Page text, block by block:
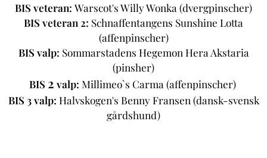
BIS veteran: Warscot's Willy Wonka (dvergpinscher)
BIS veteran 2: Schnaffentangens Sunshine Lotta
(affenpinscher)
BIS valp: Sommarstadens Hegemon Hera Akstaria
(pinsher)
BIS 2 valp: Millimeo`s Carma (affenpinscher)
BIS 3 valp: Halvskogen's Benny Fransen (dansk-svensk
gårdshund)